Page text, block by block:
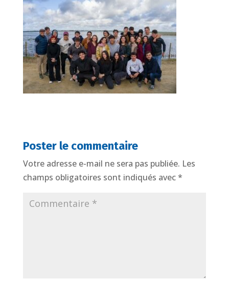
Poster le commentaire
Votre adresse e-mail ne sera pas publiée. Les
champs obligatoires sont indiqués avec*